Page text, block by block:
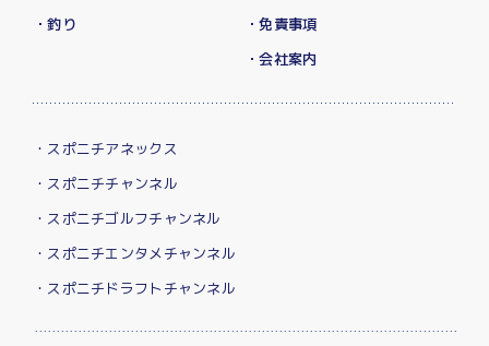
・釣り
・免責事項
・会社案内
・スポニチアネックス
・スポニチチャンネル
・スポニチゴルフチャンネル
・スポニチエンタメチャンネル
・スポニチドラフトチャンネル